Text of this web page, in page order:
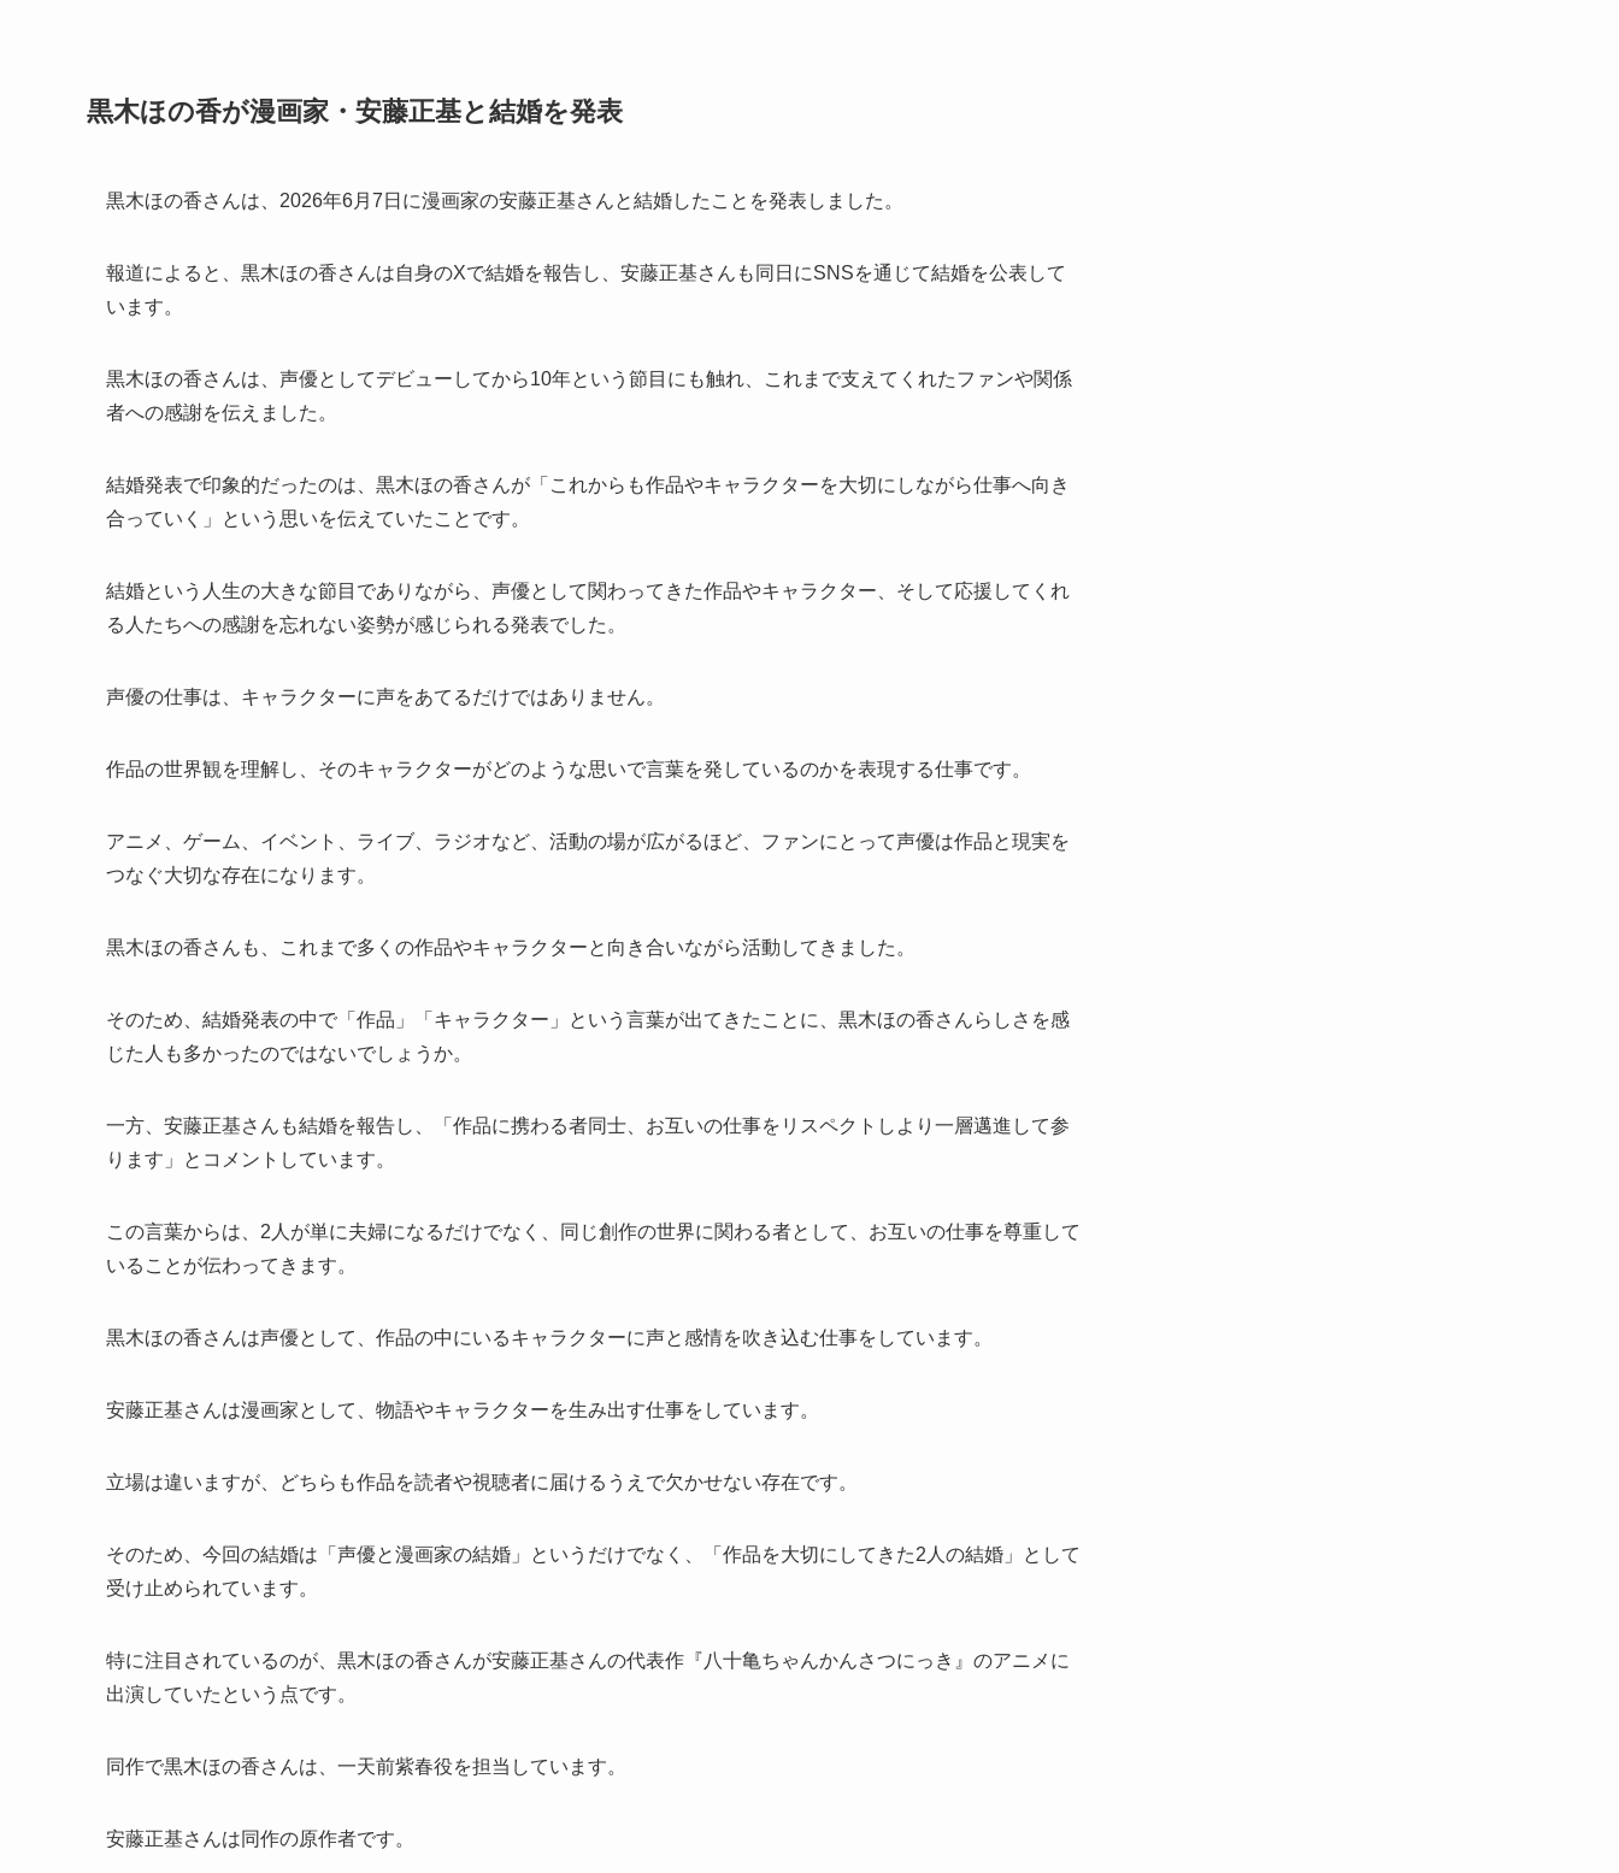
黒木ほの香が漫画家・安藤正基と結婚を発表
黒木ほの香さんは、2026年6月7日に漫画家の安藤正基さんと結婚したことを発表しました。
報道によると、黒木ほの香さんは自身のXで結婚を報告し、安藤正基さんも同日にSNSを通じて結婚を公表して
います。
黒木ほの香さんは、声優としてデビューしてから10年という節目にも触れ、これまで支えてくれたファンや関係
者への感謝を伝えました。
結婚発表で印象的だったのは、黒木ほの香さんが「これからも作品やキャラクターを大切にしながら仕事へ向き
合っていく」という思いを伝えていたことです。
結婚という人生の大きな節目でありながら、声優として関わってきた作品やキャラクター、そして応援してくれ
る人たちへの感謝を忘れない姿勢が感じられる発表でした。
声優の仕事は、キャラクターに声をあてるだけではありません。
作品の世界観を理解し、そのキャラクターがどのような思いで言葉を発しているのかを表現する仕事です。
アニメ、ゲーム、イベント、ライブ、ラジオなど、活動の場が広がるほど、ファンにとって声優は作品と現実を
つなぐ大切な存在になります。
黒木ほの香さんも、これまで多くの作品やキャラクターと向き合いながら活動してきました。
そのため、結婚発表の中で「作品」「キャラクター」という言葉が出てきたことに、黒木ほの香さんらしさを感
じた人も多かったのではないでしょうか。
一方、安藤正基さんも結婚を報告し、「作品に携わる者同士、お互いの仕事をリスペクトしより一層邁進して参
ります」とコメントしています。
この言葉からは、2人が単に夫婦になるだけでなく、同じ創作の世界に関わる者として、お互いの仕事を尊重して
いることが伝わってきます。
黒木ほの香さんは声優として、作品の中にいるキャラクターに声と感情を吹き込む仕事をしています。
安藤正基さんは漫画家として、物語やキャラクターを生み出す仕事をしています。
立場は違いますが、どちらも作品を読者や視聴者に届けるうえで欠かせない存在です。
そのため、今回の結婚は「声優と漫画家の結婚」というだけでなく、「作品を大切にしてきた2人の結婚」として
受け止められています。
特に注目されているのが、黒木ほの香さんが安藤正基さんの代表作『八十亀ちゃんかんさつにっき』のアニメに
出演していたという点です。
同作で黒木ほの香さんは、一天前紫春役を担当しています。
安藤正基さんは同作の原作者です。